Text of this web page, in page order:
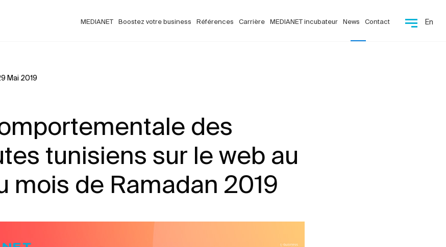
MEDIANET Boostez votre business Références Carrière MEDIANET incubateur News Contact En
Mai 2019
des
tunisiens sur le web au
mois de Ramadan 2019